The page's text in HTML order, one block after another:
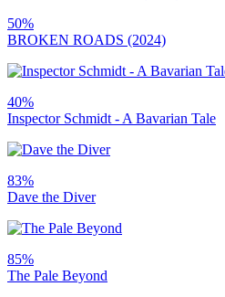
50%
BROKEN ROADS (2024)
40%
Inspector Schmidt - A Bavarian Tale
83%
Dave the Diver
85%
The Pale Beyond